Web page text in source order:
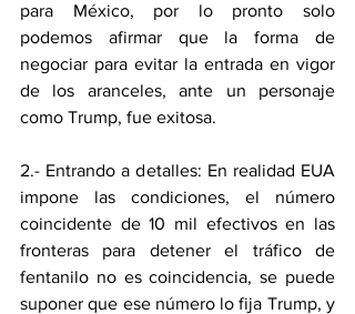
para México, por lo pronto solo
podemos afirmar que la forma de
negociar para evitar la entrada en vigor
de los aranceles, ante un personaje
como Trump, fue exitosa.
2.- Entrando a detalles: En realidad EUA
impone las condiciones, el número
coincidente de 10 mil efectivos en las
fronteras para detener el tráfico de
fentanilo no es coincidencia, se puede
suponer que ese número lo fija Trump, y